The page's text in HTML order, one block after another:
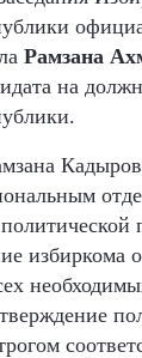
Рамзана
на
избиркома